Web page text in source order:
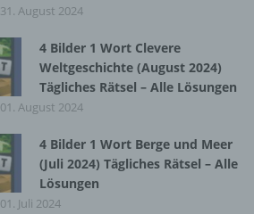
31. August 2024
4 Bilder 1 Wort Clevere
Weltgeschichte (August 2024)
Tägliches Rätsel – Alle Lösungen
01. August 2024
4 Bilder 1 Wort Berge und Meer
(Juli 2024) Tägliches Rätsel – Alle
Lösungen
01. Juli 2024